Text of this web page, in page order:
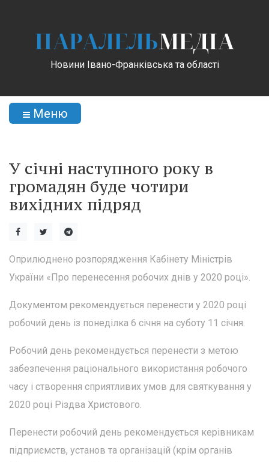
ПАРАЛЕЛЬМЕДІА
Новини Івано-Франківська та області
Меню
У січні наступного року в
громадян буде чотири
вихідних підряд
Оприлюднено розпорядження Кабінету Міністрів
України «Про перенесення робочих днів у 2020 році».
Документом рекомендується перенести у 2020 році
робочий день із понеділка 6 січня на суботу 11 січня.
Робочий день рекомендується перенести з метою
забезпечення раціонального використання робочого
часу і створення сприятливих умов для святкування у
2020 році Різдва Христового.
Перенести робочий день рекомендується керівникам
підприємств, установ та організацій (крім органів